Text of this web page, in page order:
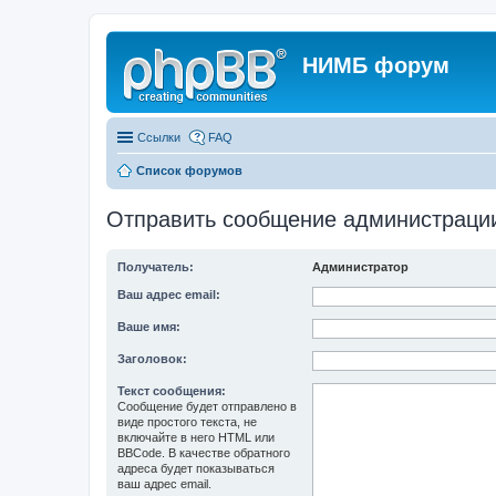
НИМБ форум
Ссылки FAQ
Список форумов
Отправить сообщение
Получатель: Администратор
Ваш адрес email:
Ваше имя:
Заголовок:
Текст сообщения:
Сообщение будет отправлено в
виде простого текста, не
включайте в него HTML или
BBCode. В качестве обратного
адреса будет показываться
ваш адрес email.